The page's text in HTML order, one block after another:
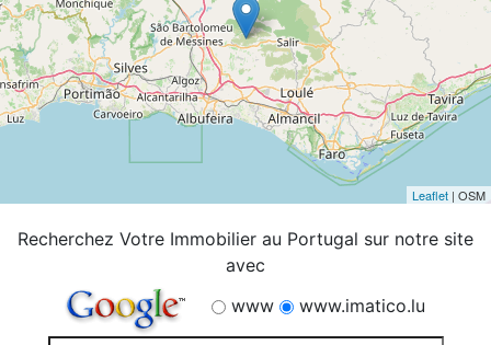
Leaflet | OSM
Recherchez Votre Immobilier au Portugal sur notre site
avec
www
www.imatico.lu